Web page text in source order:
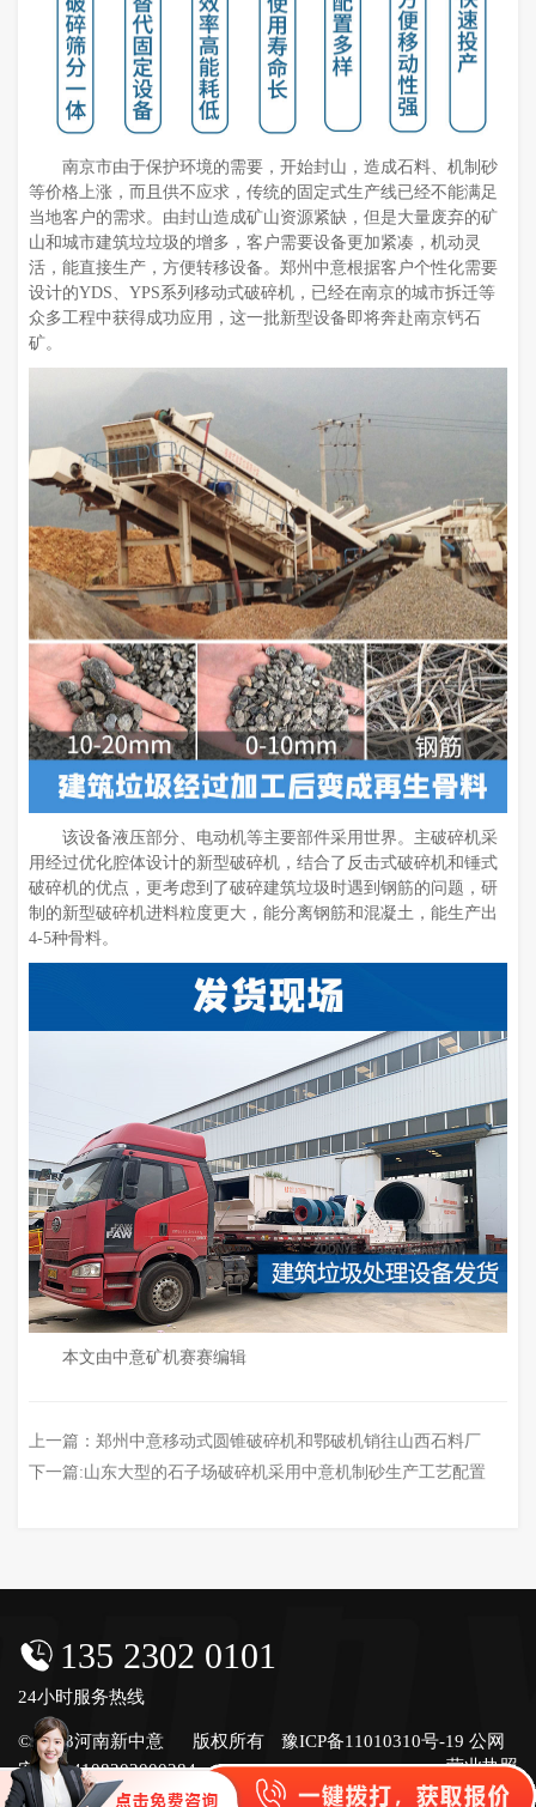
南京市由于保护环境的需要，开始封山，造成石料、机制砂
等价格上涨，而且供不应求，传统的固定式生产线已经不能满足
当地客户的需求。由封山造成矿山资源紧缺，但是大量废弃的矿
山和城市建筑垃垃圾的增多，客户需要设备更加紧凑，机动灵
活，能直接生产，方便转移设备。郑州中意根据客户个性化需要
设计的YDS、YPS系列移动式破碎机，已经在南京的城市拆迁等
众多工程中获得成功应用，这一批新型设备即将奔赴南京钙石
矿。
该设备液压部分、电动机等主要部件采用世界。主破碎机采
用经过优化腔体设计的新型破碎机，结合了反击式破碎机和锤式
破碎机的优点，更考虑到了破碎建筑垃圾时遇到钢筋的问题，研
制的新型破碎机进料粒度更大，能分离钢筋和混凝土，能生产出
4-5种骨料。
本文由中意矿机赛赛编辑
上一篇：郑州中意移动式圆锥破碎机和鄂破机销往山西石料厂
下一篇:山东大型的石子场破碎机采用中意机制砂生产工艺配置
135 2302 0101
24小时服务热线
© 2023河南新中意 版权所有 豫ICP备11010310号-19 公网
安备号4108202000284
营业执照